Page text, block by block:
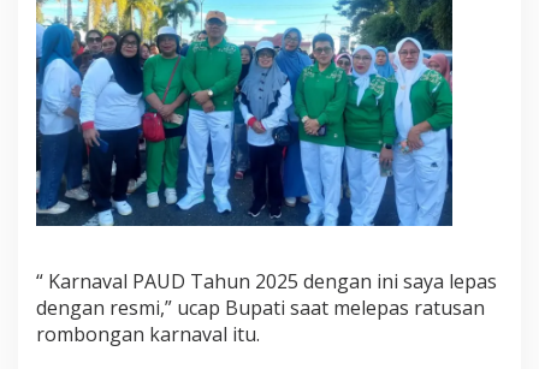
a
l
P
a
u
d
“ Karnaval PAUD Tahun 2025 dengan ini saya lepas
dengan resmi,” ucap Bupati saat melepas ratusan
rombongan karnaval itu.